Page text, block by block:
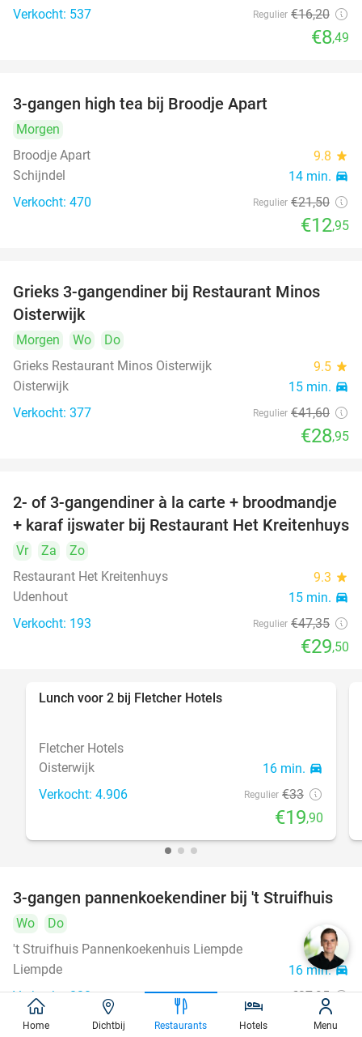
Verkocht: 537 Regulier €16,20
€8,49
3-gangen high tea bij Broodje Apart
Morgen
Broodje Apart
9.8 star
Schijndel 14 min. directions_car
Verkocht: 470 Regulier €21,50
€12,95
30%
Grieks 3-gangendiner bij Restaurant Minos
Oisterwijk
Morgen Wo
Do
Grieks Restaurant Minos Oisterwijk
9.5 star
Oisterwijk 15 min. directions_car
Verkocht: 377 Regulier €41,60
€28,95
38%
2- of 3-gangendiner à la carte + broodmandje
+ karaf ijswater bij Restaurant Het Kreitenhuys
Vr Za
Zo
Restaurant Het Kreitenhuys
9.3 star
Udenhout 15 min. directions_car
Verkocht: 193 Regulier €47,35
€29,50
Lunch voor 2 bij Fletcher Hotels
Fletcher Hotels
Oisterwijk
16 min. directions_car
Verkocht: 4.906 Regulier €33
€19,90
43%
3-gangen pannenkoekendiner bij 't Struifhuis
Wo
Do
't Struifhuis Pannenkoekenhuis Liempde
9.4star
Liempde 16 min.directions_car
Verkocht: 820 €27,95
€15,95
Home Dichtbij Restaurants Hotels Menu